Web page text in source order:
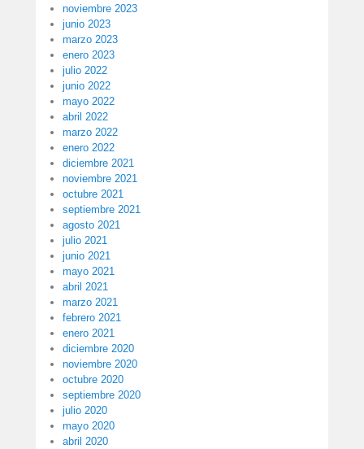
noviembre 2023
junio 2023
marzo 2023
enero 2023
julio 2022
junio 2022
mayo 2022
abril 2022
marzo 2022
enero 2022
diciembre 2021
noviembre 2021
octubre 2021
septiembre 2021
agosto 2021
julio 2021
junio 2021
mayo 2021
abril 2021
marzo 2021
febrero 2021
enero 2021
diciembre 2020
noviembre 2020
octubre 2020
septiembre 2020
julio 2020
mayo 2020
abril 2020